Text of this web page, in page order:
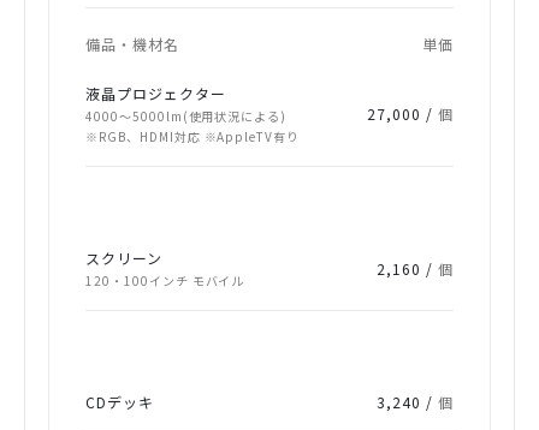
備品・機材名 単価
液晶プロジェクター
4000～5000lm(使用状況による)
※RGB、HDMI対応 ※AppleTV有り
27,000 /個
スクリーン
120・100インチ モバイル
2,160 /個
CDデッキ 3,240 /個